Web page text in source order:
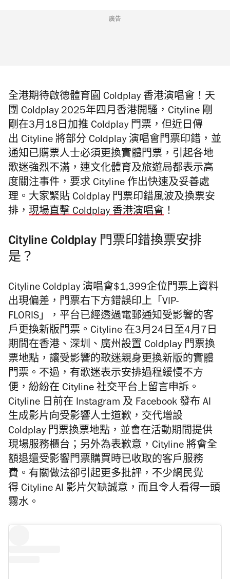
廣告
全港期待啟德體育園 Coldplay 香港演唱會！天
團 Coldplay 2025年四月香港開騷，Cityline 剛
剛在3月18日加推 Coldplay 門票，但近日傳
出 Cityline 將部分 Coldplay 演唱會門票印錯，並
通知已購票人士必須更換實體門票，引起各地
歌迷強烈不滿，連文化體育及旅遊局都表示高
度關注事件，要求 Cityline 作出快速及妥善處
理。大家緊貼 Coldplay 門票印錯風波及換票安
排， 現場直擊 Coldplay 香港演唱會 ！
Cityline Coldplay 門票印錯換票安排
是？
Cityline Coldplay 演唱會$1,399企位門票上資料
出現偏差，門票右下方錯誤印上「VIP-
FLORIS」，平台已經透過電郵通知受影響的客
戶更換新版門票。Cityline 在3月24日至4月7日
期間在香港、深圳、廣州設置 Coldplay 門票換
票地點，讓受影響的歌迷親身更換新版的實體
門票。不過，有歌迷表示安排過程緩慢不方
便，紛紛在 Cityline 社交平台上留言申訴。
Cityline 日前在 Instagram 及 Facebook 發布 AI
生成影片向受影響人士道歉，交代增設
Coldplay 門票換票地點，並會在活動期間提供
現場服務櫃台；另外為表歉意，Cityline 將會全
額退還受影響門票購買時已收取的客戶服務
費。有關做法卻引起更多批評，不少網民覺
得 Cityline AI 影片欠缺誠意，而且令人看得一頭
霧水。